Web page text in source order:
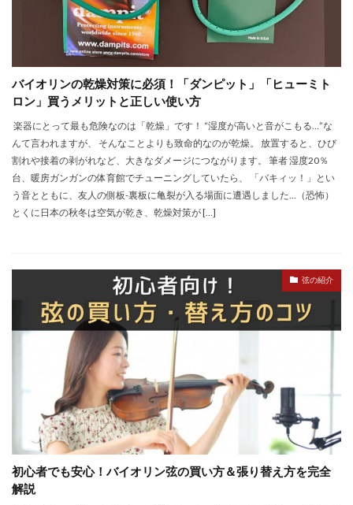
バイオリンの乾燥対策に必須！「ダンピット」「ヒューミト
ロン」買うメリットと正しい使い方
楽器にとって最も危険なのは「乾燥」です！ “湿度が高いと音がこもる…”な
んて言われますが、 そんなことよりも致命的なのが乾燥。 放置すると、ひび
割れや接着の剥がれなど、大きなダメージにつながります。 筆者 湿度20％
台、暖房ガンガンの体育館でチューニングしていたら、 「バキィッ！」とい
う音とともに、友人の側板-裏板に亀裂が入る場面に遭遇しました…（恐怖）
とくに日本の秋冬は空気が乾き、乾燥対策が […]
弦の紹介
初心者でも安心！バイオリン弦の買い方＆張り替え方を完全
解説